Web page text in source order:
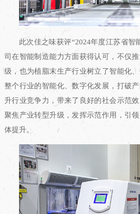
此次佳之味获评“2024年度江苏省智
司在智能制造能力方面获得认可，不仅
级，也为植脂末生产行业树立了智能化
整个行业的智能化、数字化发展，打破
升行业竞争力，带来了良好的社会示范
聚焦产业转型升级，发挥示范作用，引
体提升。